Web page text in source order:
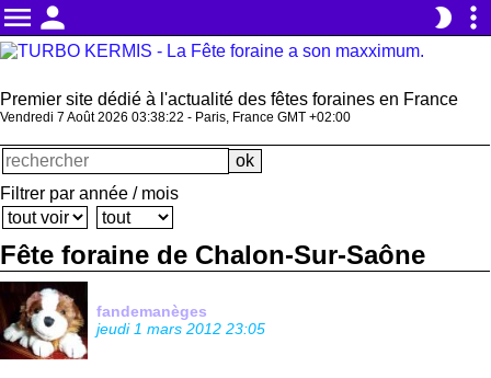
menu person brightness_2 more_vert
Premier site dédié à l'actualité des fêtes foraines en France
Vendredi 7 Août 2026 03:38:22 - Paris, France GMT +02:00
Filtrer par année / mois
Fête foraine de Chalon-Sur-Saône
fandemanèges
jeudi 1 mars 2012 23:05